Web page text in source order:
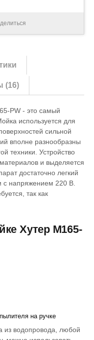
(16)
PW - это самый
используется для
сильной
вполне разнообразны
техники. Устройство
и выделяется
достаточно легкий
с напряжением 220 В.
так как
Хутер M165-
на ручке
из водопровода, любой